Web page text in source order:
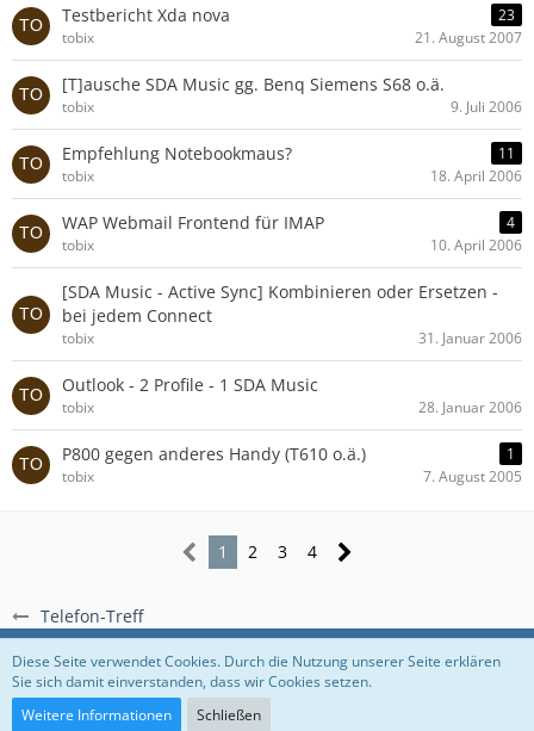
Telefon-Treff
Testbericht Xda nova
23
tobix
21. August 2007
[T]ausche SDA Music gg. Benq Siemens S68 o.ä.
tobix 9. Juli 2006
Empfehlung Notebookmaus?
11
tobix
18. April 2006
WAP Webmail Frontend für IMAP
4
tobix
10. April 2006
[SDA Music - Active Sync] Kombinieren oder Ersetzen -
bei jedem Connect
tobix 31. Januar 2006
Outlook - 2 Profile - 1 SDA Music
tobix 28. Januar 2006
P800 gegen anderes Handy (T610 o.ä.)
1
tobix
7. August 2005
1 2 3 4
Regeln Datenschutzerklärung Impressum
Community-Software:
Diese Seite verwendet Cookies. Durch die Nutzung unserer Seite erklären
Sie sich damit einverstanden, dass wir Cookies setzen.
Weitere Informationen
Schließen